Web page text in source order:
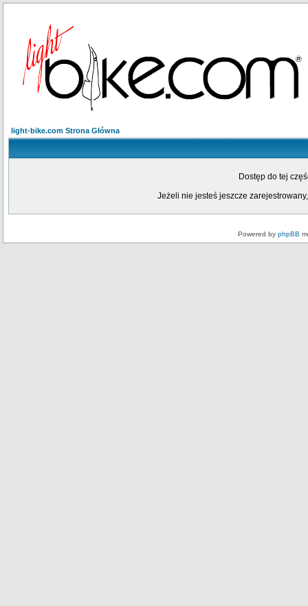
light-bike.com Strona Główna
Dostęp do tej
Jeżeli nie jesteś jeszcze
Powered by phpBB